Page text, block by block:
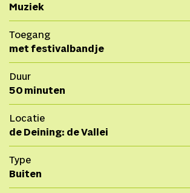
Muziek
Toegang
met festivalbandje
Duur
50 minuten
Locatie
de Deining: de Vallei
Type
Buiten